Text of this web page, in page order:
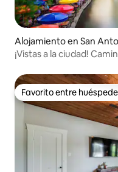
Alojamiento en San
¡Vistas a la ciudad!
Favorito entre
Favorito entre